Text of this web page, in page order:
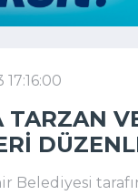
TARZAN
Belediyesi